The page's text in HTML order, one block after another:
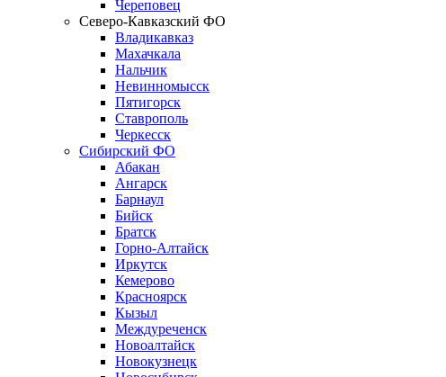
Череповец
Северо-Кавказский ФО
Владикавказ
Махачкала
Нальчик
Невинномысск
Пятигорск
Ставрополь
Черкесск
Сибирский ФО
Абакан
Ангарск
Барнаул
Бийск
Братск
Горно-Алтайск
Иркутск
Кемерово
Красноярск
Кызыл
Междуреченск
Новоалтайск
Новокузнецк